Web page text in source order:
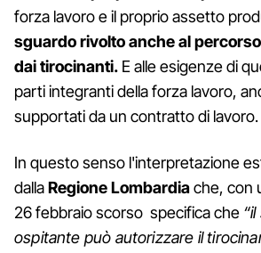
forza lavoro e il proprio assetto
sguardo rivolto anche al
dai tirocinanti. E alle esigenze di
parti integranti della forza lavoro,
supportati da un contratto di lavoro.
In questo senso l'interpretazione
dallaRegione Lombardiache, con
26 febbraio scorso specifica che
ospitante può autorizzare il